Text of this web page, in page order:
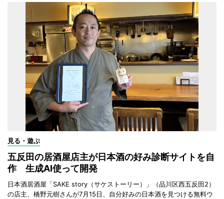
見る・遊ぶ
五反田の居酒屋店主が日本酒の好み診断サイトを自
作 生成AI使って開発
日本酒居酒屋「SAKE story（サケストーリー）」（品川区西五反田2）
の店主、橋野元樹さんが7月15日、自分好みの日本酒を見つける無料ウ